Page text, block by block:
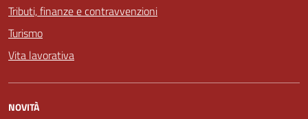
Tributi, finanze e contravvenzioni
Turismo
Vita lavorativa
NOVITÀ